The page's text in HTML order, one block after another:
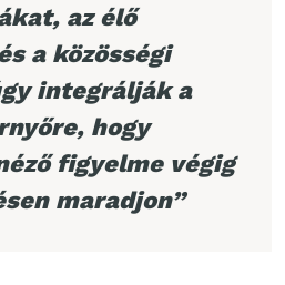
az élő
a közösségi
integrálják a
hogy
figyelme végig
maradjon”